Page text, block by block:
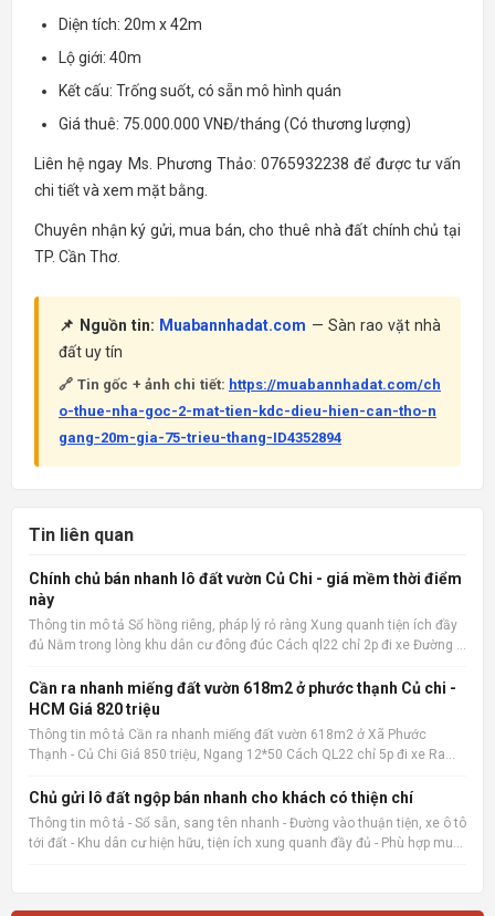
Diện tích: 20m x 42m
Lộ giới: 40m
Kết cấu: Trống suốt, có sẵn mô hình quán
Giá thuê: 75.000.000 VNĐ/tháng (Có thương lượng)
Liên hệ ngay Ms. Phương Thảo: 0765932238 để được tư vấn
chi tiết và xem mặt bằng.
Chuyên nhận ký gửi, mua bán, cho thuê nhà đất chính chủ tại
TP. Cần Thơ.
📌 Nguồn tin: Muabannhadat.com — Sàn rao vặt nhà
đất uy tín
🔗 Tin gốc + ảnh chi tiết: https://muabannhadat.com/ch
o-thue-nha-goc-2-mat-tien-kdc-dieu-hien-can-tho-n
gang-20m-gia-75-trieu-thang-ID4352894
Tin liên quan
Chính chủ bán nhanh lô đất vườn Củ Chi - giá mềm thời điểm
này
Thông tin mô tả Sổ hồng riêng, pháp lý rỏ ràng Xung quanh tiện ích đầy
đủ Nằm trong lòng khu dân cư đông đúc Cách ql22 chỉ 2p đi xe Đường ô
Muabannhadat.com &mdash; Sàn rao vặt nhà đất uy tín 🔗
Cần ra nhanh miếng đất vườn 618m2 ở phước thạnh Củ chi -
HCM Giá 820 triệu
Thông tin mô tả Cần ra nhanh miếng đất vườn 618m2 ở Xã Phước
Thạnh - Củ Chi Giá 850 triệu, Ngang 12*50 Cách QL22 chỉ 5p đi xe Ra
600m 📌 Nguồn tin: Muabannhadat.com &mdash; Sàn rao vặt
Chủ gửi lô đất ngộp bán nhanh cho khách có thiện chí
Thông tin mô tả - Sổ sẵn, sang tên nhanh - Đường vào thuận tiện, xe ô tô
tới đất - Khu dân cư hiện hữu, tiện ích xung quanh đầy đủ - Phù hợp mua